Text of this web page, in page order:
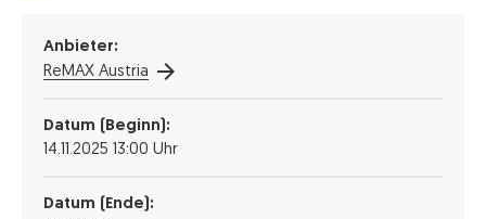
Anbieter:
ReMAX Austria
Datum (Beginn):
14.11.2025 13:00 Uhr
Datum (Ende):